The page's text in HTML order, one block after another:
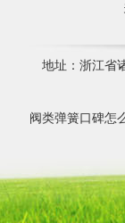
地址：浙江省
阀类弹簧口碑怎